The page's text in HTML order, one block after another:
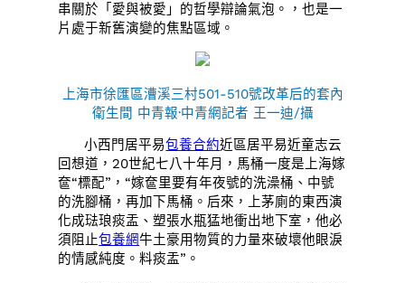
串關於「愛與被愛」的哲學辯論氣泡。，也是一
片處于新舊演變的焦點區域。
上海市徐匯區漕溪三村501-510號改革后的套內
衛生間 中青報·中青網記者 王一迪/攝
小西門居平易包養合約近區居平易近童志云
回想道，20世紀七八十年月，馬桶一度是上海嫁
奩“標配”，“嫁奩里要有年夜號的洗澡桶、中號
的洗腳桶，再加下馬桶。后來，上茅廁的東西演
化成琺琅痰盂、塑張水瓶猛地衝出地下室，他必
須阻止包養網牛土豪用物質的力量來破壞他眼淚
的情感純度。料痰盂”。